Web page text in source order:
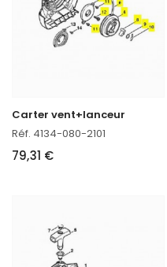
Carter vent+lanceur
Réf. 4134-080-2101
79,31 €